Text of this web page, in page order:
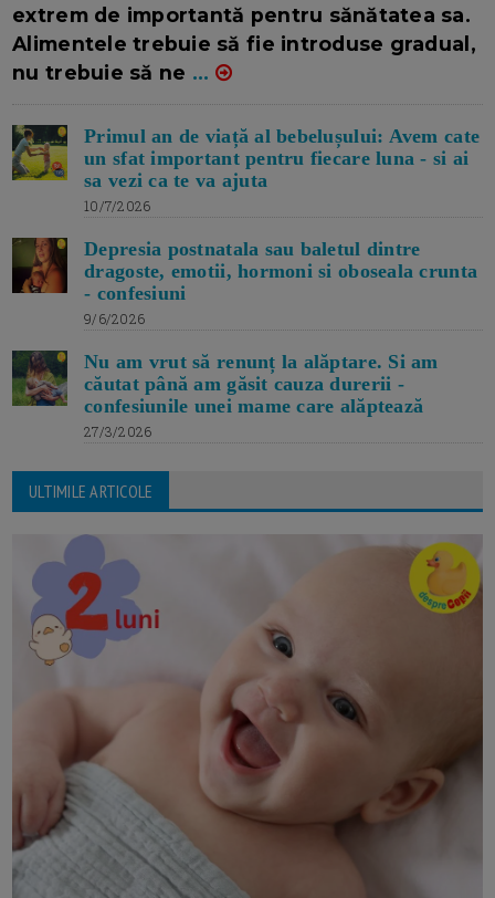
extrem de importantă pentru sănătatea sa.
Alimentele trebuie să fie introduse gradual,
nu trebuie să ne ...
Primul an de viață al bebelușului: Avem cate
un sfat important pentru fiecare luna - si ai
sa vezi ca te va ajuta
10/7/2026
Depresia postnatala sau baletul dintre
dragoste, emotii, hormoni si oboseala crunta
- confesiuni
9/6/2026
Nu am vrut să renunț la alăptare. Si am
căutat până am găsit cauza durerii -
confesiunile unei mame care alăptează
27/3/2026
ULTIMILE ARTICOLE